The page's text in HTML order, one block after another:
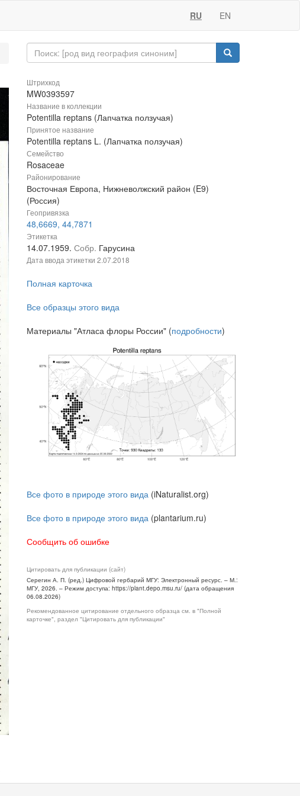
RU EN
Штрихкод
MW0393597
Название в коллекции
Potentilla reptans (Лапчатка ползучая)
Принятое название
Potentilla reptans L. (Лапчатка ползучая)
Семейство
Rosaceae
Районирование
Восточная Европа, Нижневолжский район (E9)
(Россия)
Геопривязка
48,6669, 44,7871
Этикетка
14.07.1959. Собр. Гарусина
Дата ввода этикетки 2.07.2018
Полная карточка
Все образцы этого вида
Материалы "Атласа флоры России" (подробности)
Все фото в природе этого вида (iNaturalist.org)
Все фото в природе этого вида (plantarium.ru)
Сообщить об ошибке
Цитировать для публикации (сайт)
Серегин А. П. (ред.) Цифровой гербарий МГУ: Электронный ресурс. – М.:
МГУ, 2026. – Режим доступа: https://plant.depo.msu.ru/ (дата обращения
06.08.2026)
Рекомендованное цитирование отдельного образца см. в "Полной
карточке", раздел "Цитировать для публикации"